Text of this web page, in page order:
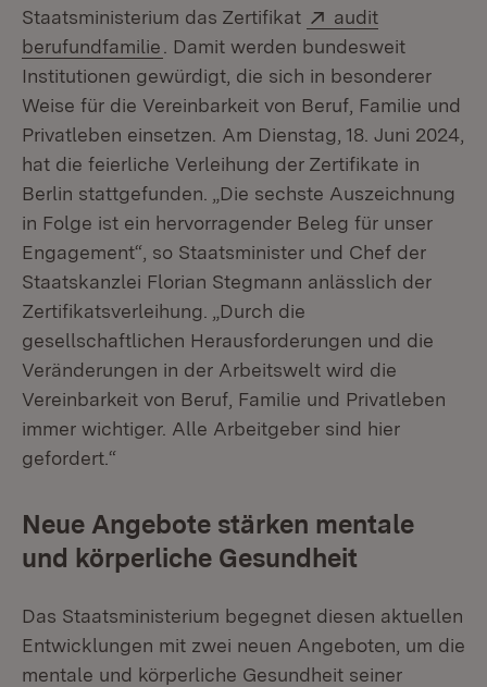
Staatsministerium das Zertifikat
Extern:
audit
berufundfamilie (Öffnet in neuem Fenster)
. Damit werden bundesweit
Institutionen gewürdigt, die sich in besonderer
Weise für die Vereinbarkeit von Beruf, Familie und
Privatleben einsetzen. Am Dienstag, 18. Juni 2024,
hat die feierliche Verleihung der Zertifikate in
Berlin stattgefunden. „Die sechste Auszeichnung
in Folge ist ein hervorragender Beleg für unser
Engagement“, so Staatsminister und Chef der
Staatskanzlei Florian Stegmann anlässlich der
Zertifikatsverleihung. „Durch die
gesellschaftlichen Herausforderungen und die
Veränderungen in der Arbeitswelt wird die
Vereinbarkeit von Beruf, Familie und Privatleben
immer wichtiger. Alle Arbeitgeber sind hier
gefordert.“
Neue Angebote stärken mentale
und körperliche Gesundheit
Das Staatsministerium begegnet diesen aktuellen
Entwicklungen mit zwei neuen Angeboten, um die
mentale und körperliche Gesundheit seiner